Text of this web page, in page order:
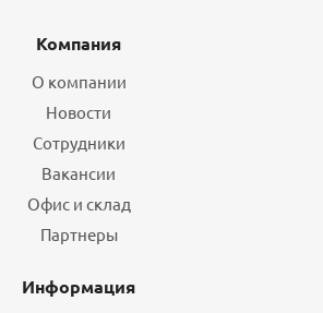
Компания
О компании
Новости
Сотрудники
Вакансии
Офис и склад
Партнеры
Информация